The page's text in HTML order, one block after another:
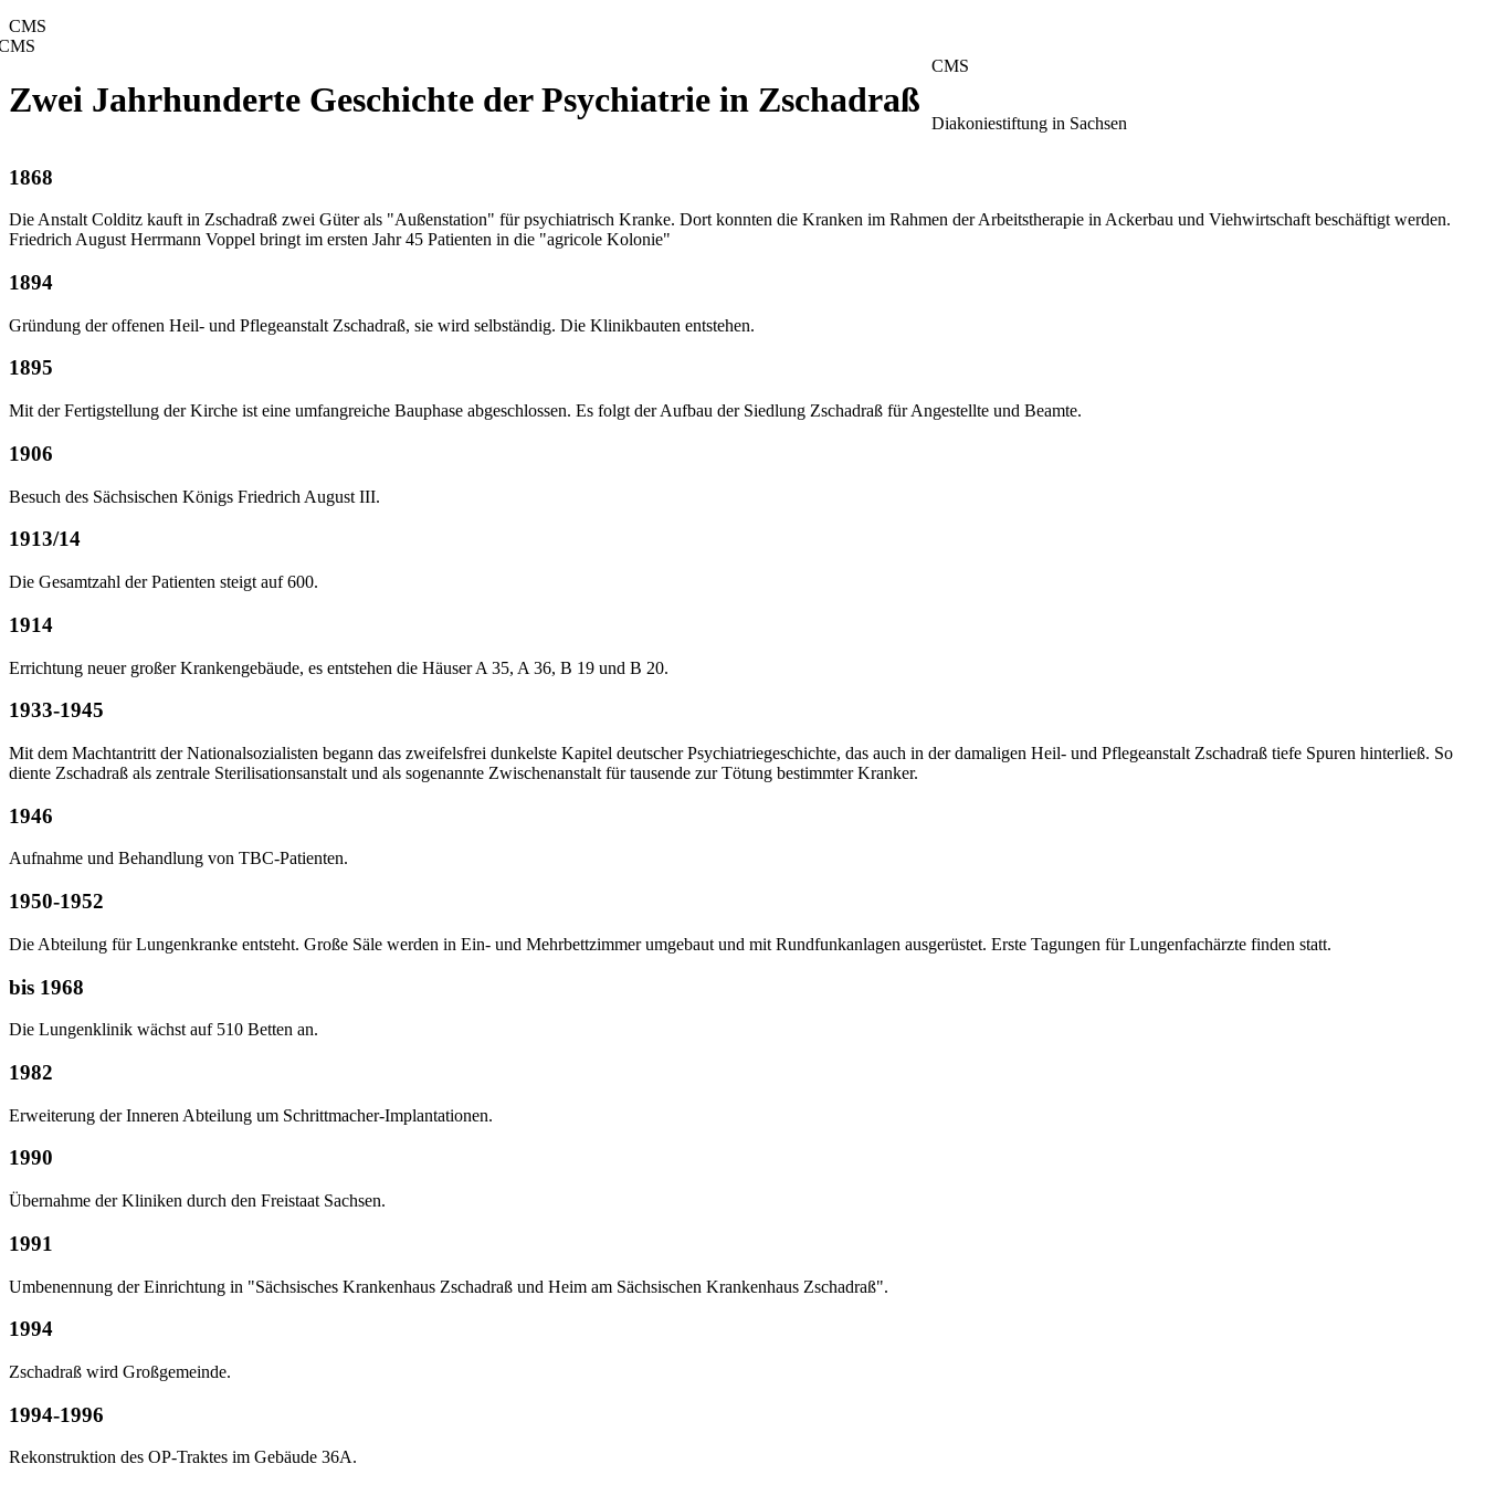
CMS
Zwei Jahrhunderte Geschichte der Psychiatrie in Zschadraß
CMS
1868
Die Anstalt Colditz kauft in Zschadraß zwei Güter als "Außenstation" für psychiatrisch Kranke. Dort konnten die Kranken im Rahmen der Arbeitstherapie in Ackerbau und Viehwirtschaft beschäftigt werden.
Friedrich August Herrmann Voppel bringt im ersten Jahr 45 Patienten in die "agricole Kolonie"
1894
Gründung der offenen Heil- und Pflegeanstalt Zschadraß, sie wird selbständig. Die Klinikbauten entstehen.
1895
Mit der Fertigstellung der Kirche ist eine umfangreiche Bauphase abgeschlossen. Es folgt der Aufbau der Siedlung Zschadraß für Angestellte und Beamte.
1906
Besuch des Sächsischen Königs Friedrich August III.
1913/14
Die Gesamtzahl der Patienten steigt auf 600.
1914
Errichtung neuer großer Krankengebäude, es entstehen die Häuser A 35, A 36, B 19 und B 20.
1933-1945
Mit dem Machtantritt der Nationalsozialisten begann das zweifelsfrei dunkelste Kapitel deutscher Psychiatriegeschichte, das auch in der damaligen Heil- und Pflegeanstalt Zschadraß tiefe Spuren hinterließ. So
diente Zschadraß als zentrale Sterilisationsanstalt und als sogenannte Zwischenanstalt für tausende zur Tötung bestimmter Kranker.
1946
Aufnahme und Behandlung von TBC-Patienten.
1950-1952
Die Abteilung für Lungenkranke entsteht. Große Säle werden in Ein- und Mehrbettzimmer umgebaut und mit Rundfunkanlagen ausgerüstet. Erste Tagungen für Lungenfachärzte finden statt.
bis 1968
Die Lungenklinik wächst auf 510 Betten an.
1982
Erweiterung der Inneren Abteilung um Schrittmacher-Implantationen.
1990
Übernahme der Kliniken durch den Freistaat Sachsen.
1991
Umbenennung der Einrichtung in "Sächsisches Krankenhaus Zschadraß und Heim am Sächsischen Krankenhaus Zschadraß".
1994
Zschadraß wird Großgemeinde.
1994-1996
Rekonstruktion des OP-Traktes im Gebäude 36A.
Diakoniestiftung in Sachsen